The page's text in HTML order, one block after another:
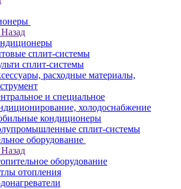
Назад
сплит-системы
сплит-системы
расходные материалы,
и специальное
холодоснабжение
кондиционеры
сплит-системы
оборудование
Назад
оборудование
отопления